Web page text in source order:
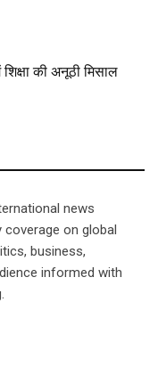
की अनूठी मिसाल
news
on global
business,
informed with